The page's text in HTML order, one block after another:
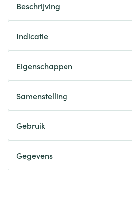
Beschrijving
Indicatie
Eigenschappen
Samenstelling
Gebruik
Gegevens